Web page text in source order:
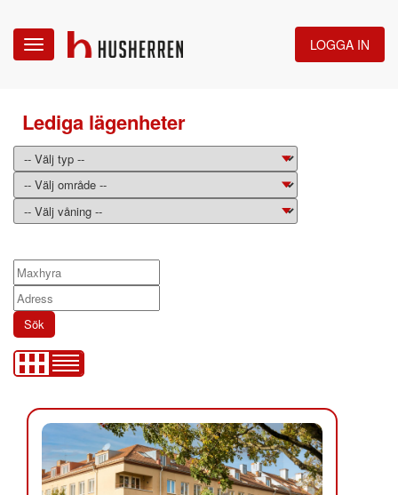
Toggle
navigation
LOGGA IN
Lediga lägenheter